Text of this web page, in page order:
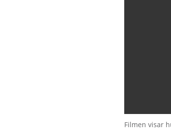
Filmen visar